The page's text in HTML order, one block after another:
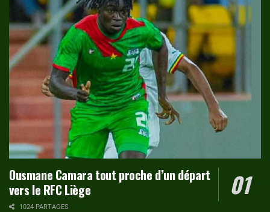
Ousmane Camara tout proche d’un départ
vers le RFC Liège
1024 PARTAGES